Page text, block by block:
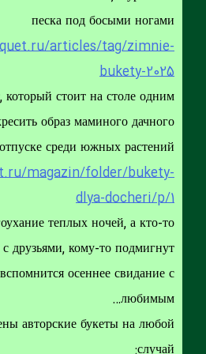
песка под босыми
articles/tag/
bukety-
который стоит на столе
воскресить образ маминого
об отпуске среди южных
magazin/folder/
dlya-docheri/p/
благоухание теплых ночей, а кто-
с друзьями, кому-то
же вспомнится осеннее свидание
авторские букеты на